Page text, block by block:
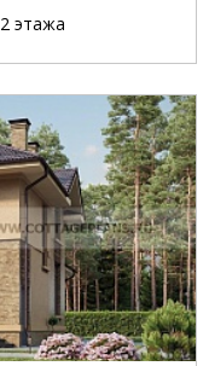
2 этажа